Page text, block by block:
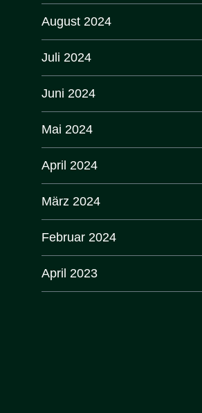
August 2024
Juli 2024
Juni 2024
Mai 2024
April 2024
März 2024
Februar 2024
April 2023